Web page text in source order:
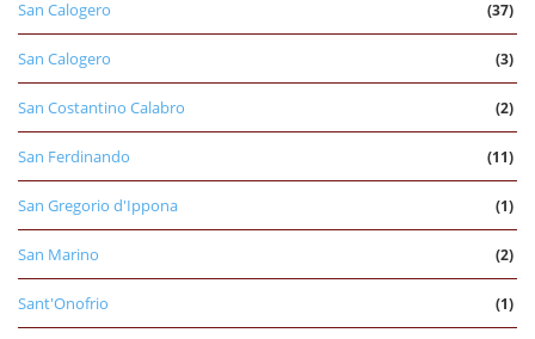
San Calogero (37)
San Calogero (3)
San Costantino Calabro (2)
San Ferdinando (11)
San Gregorio d'Ippona (1)
San Marino (2)
Sant'Onofrio (1)